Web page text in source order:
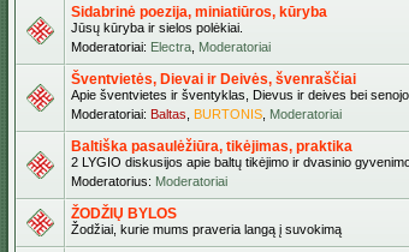
Sidabrinė poezija, miniatiūros, kūryba
Jūsų kūryba ir sielos polėkiai.
Moderatoriai: Electra Moderatoriai
Šventvietės, Dievai ir Deivės, švenraščiai
Apie šventvietes ir šventyklas, Dievus ir deives bei
Moderatoriai: Baltas BURTONIS Moderatoriai
Baltiška pasaulėžiūra, tikėjimas, praktika
2 LYGIO diskusijos apie baltų tikėjimo ir dvasinio
Moderatorius: Moderatoriai
ŽODŽIŲ BYLOS
Žodžiai, kurie mums praveria langą į suvokimą